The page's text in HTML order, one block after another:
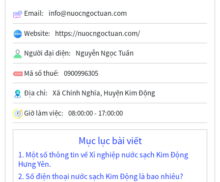
Email: info@nuocngoctuan.com
Website: https://nuocngoctuan.com/
Người đại diện: Nguyễn Ngọc Tuấn
Mã số thuế: 0900996305
Địa chỉ: Xã Chính Nghĩa, Huyện Kim Động
Giờ làm việc: 08:00:00 - 17:00:00
Mục lục bài viết
1. Một số thông tin về Xí nghiệp nước sạch Kim Động
Hưng Yên.
2. Số điện thoại nước sạch Kim Động là bao nhiêu?